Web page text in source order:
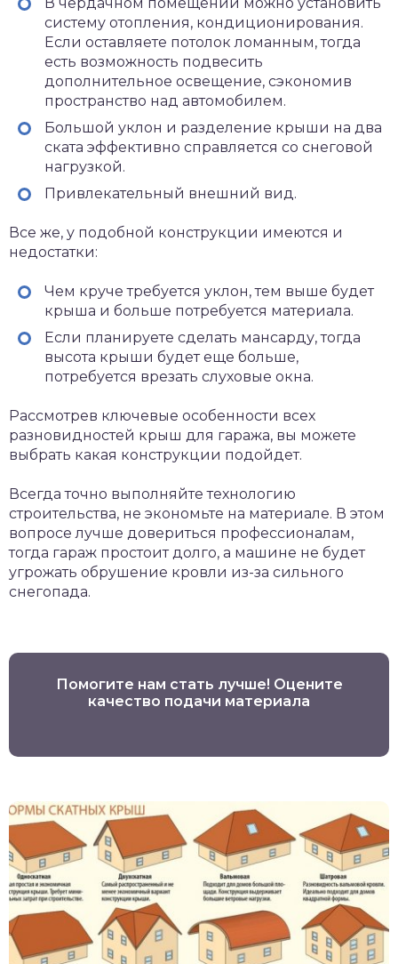
В чердачном помещении можно установить
систему отопления, кондиционирования.
Если оставляете потолок ломанным, тогда
есть возможность подвесить
дополнительное освещение, сэкономив
пространство над автомобилем.
Большой уклон и разделение крыши на два
ската эффективно справляется со снеговой
нагрузкой.
Привлекательный внешний вид.
Все же, у подобной конструкции имеются и
недостатки:
Чем круче требуется уклон, тем выше будет
крыша и больше потребуется материала.
Если планируете сделать мансарду, тогда
высота крыши будет еще больше,
потребуется врезать слуховые окна.
Рассмотрев ключевые особенности всех
разновидностей крыш для гаража, вы можете
выбрать какая конструкции подойдет.
Всегда точно выполняйте технологию
строительства, не экономьте на материале. В этом
вопросе лучше довериться профессионалам,
тогда гараж простоит долго, а машине не будет
угрожать обрушение кровли из-за сильного
снегопада.
Помогите нам стать лучше! Оцените
качество подачи материала